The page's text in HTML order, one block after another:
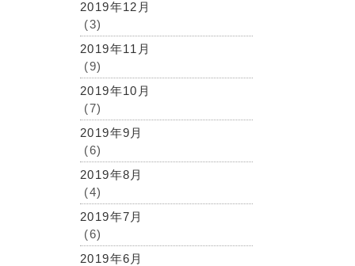
2019年12月
(3)
2019年11月
(9)
2019年10月
(7)
2019年9月
(6)
2019年8月
(4)
2019年7月
(6)
2019年6月